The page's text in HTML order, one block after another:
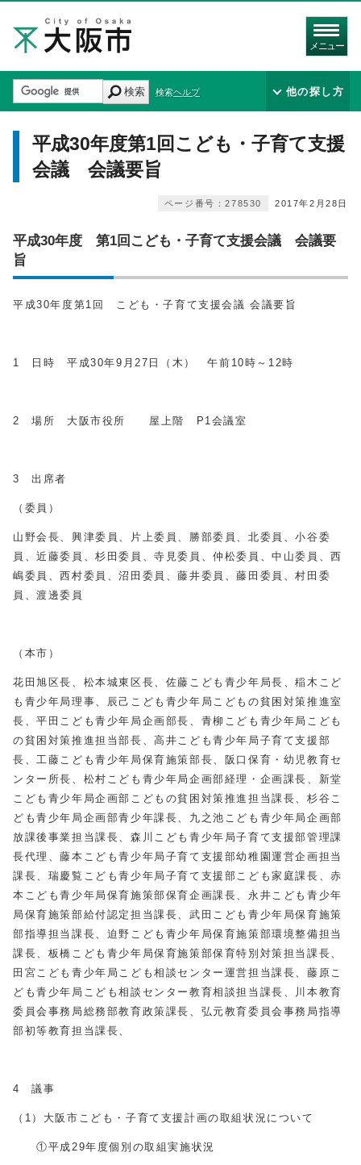
メニュー
検索 検索ヘルプ 他の探し方
平成30年度第1回こども・子育て支援
会議 会議要旨
2017年2月28日
ページ番号：278530
平成30年度 第1回こども・子育て支援会議 会議要
旨
平成30年度第1回 こども・子育て支援会議 会議要旨
1 日時 平成30年9月27日（木） 午前10時～12時
2 場所 大阪市役所 屋上階 P1会議室
3 出席者
（委員）
山野会長、興津委員、片上委員、勝部委員、北委員、小谷委
員、近藤委員、杉田委員、寺見委員、仲松委員、中山委員、西
嶋委員、西村委員、沼田委員、藤井委員、藤田委員、村田委
員、渡邊委員
（本市）
花田旭区長、松本城東区長、佐藤こども青少年局長、稲木こど
も青少年局理事、辰己こども青少年局こどもの貧困対策推進室
長、平田こども青少年局企画部長、青柳こども青少年局こども
の貧困対策推進担当部長、高井こども青少年局子育て支援部
長、工藤こども青少年局保育施策部長、阪口保育・幼児教育セ
ンター所長、松村こども青少年局企画部経理・企画課長、新堂
こども青少年局企画部こどもの貧困対策推進担当課長、杉谷こ
ども青少年局企画部青少年課長、九之池こども青少年局企画部
放課後事業担当課長、森川こども青少年局子育て支援部管理課
長代理、藤本こども青少年局子育て支援部幼稚園運営企画担当
課長、瑞慶覧こども青少年局子育て支援部こども家庭課長、赤
本こども青少年局保育施策部保育企画課長、永井こども青少年
局保育施策部給付認定担当課長、武田こども青少年局保育施策
部指導担当課長、迫野こども青少年局保育施策部環境整備担当
課長、板橋こども青少年局保育施策部保育特別対策担当課長、
田宮こども青少年局こども相談センター運営担当課長、藤原こ
ども青少年局こども相談センター教育相談担当課長、川本教育
委員会事務局総務部教育政策課長、弘元教育委員会事務局指導
部初等教育担当課長、
4 議事
（1）大阪市こども・子育て支援計画の取組状況について
①平成29年度個別の取組実施状況